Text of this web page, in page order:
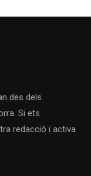
des dels
Si ets
redacció i activa